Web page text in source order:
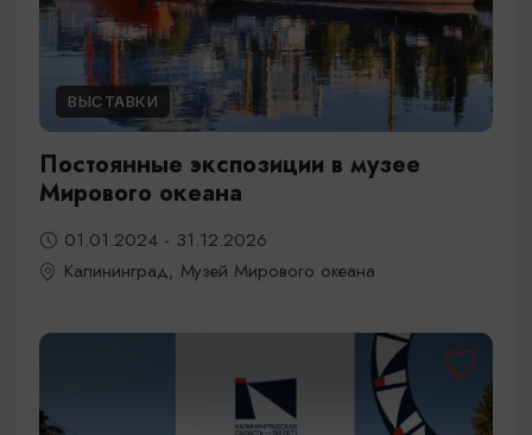
ВЫСТАВКИ
Постоянные экспозиции в музее
Мирового океана
01.01.2024 - 31.12.2026
Калининград, Музей Мирового океана